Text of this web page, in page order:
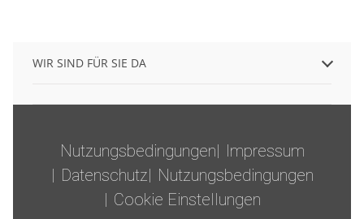
WIR SIND FÜR SIE DA
Nutzungsbedingungen
Impressum
Datenschutz
Nutzungsbedingungen
Cookie Einstellungen